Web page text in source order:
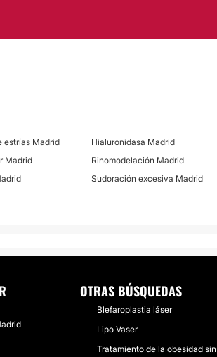
estrías Madrid Hialuronidasa Madrid
Madrid Rinomodelación Madrid
Sudoración excesiva Madrid
OTRAS BÚSQUEDAS
Blefaroplastia láser
Lipo Vaser
Tratamiento de la obesidad sin